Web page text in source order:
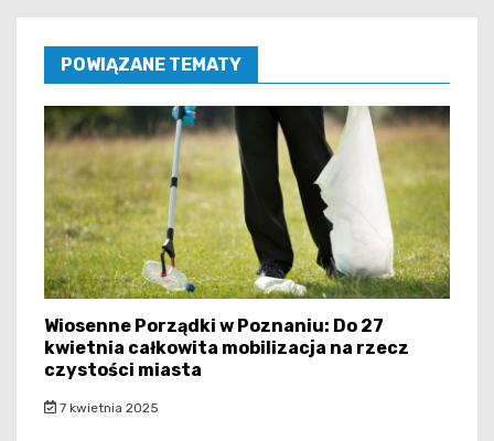
POWIĄZANE TEMATY
Wiosenne Porządki w Poznaniu: Do 27
kwietnia całkowita mobilizacja na rzecz
czystości miasta
7 kwietnia 2025